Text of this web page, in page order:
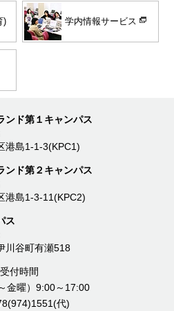
) 学内情報サービス
ンド第１キャンパス
港島1-1-3(KPC1)
ンド第２キャンパス
港島1-3-11(KPC2)
ス
川谷町有瀬518
受付時間
金曜）9:00～17:00
代)